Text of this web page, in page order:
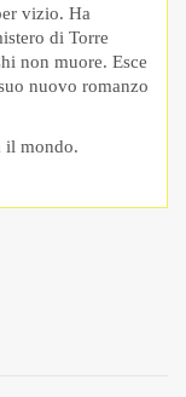
vizio. Ha
di Torre
non muore. Esce
nuovo romanzo
il mondo.